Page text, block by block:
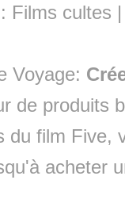
: Films cultes
Voyage:
de produits
du film Five,
acheter